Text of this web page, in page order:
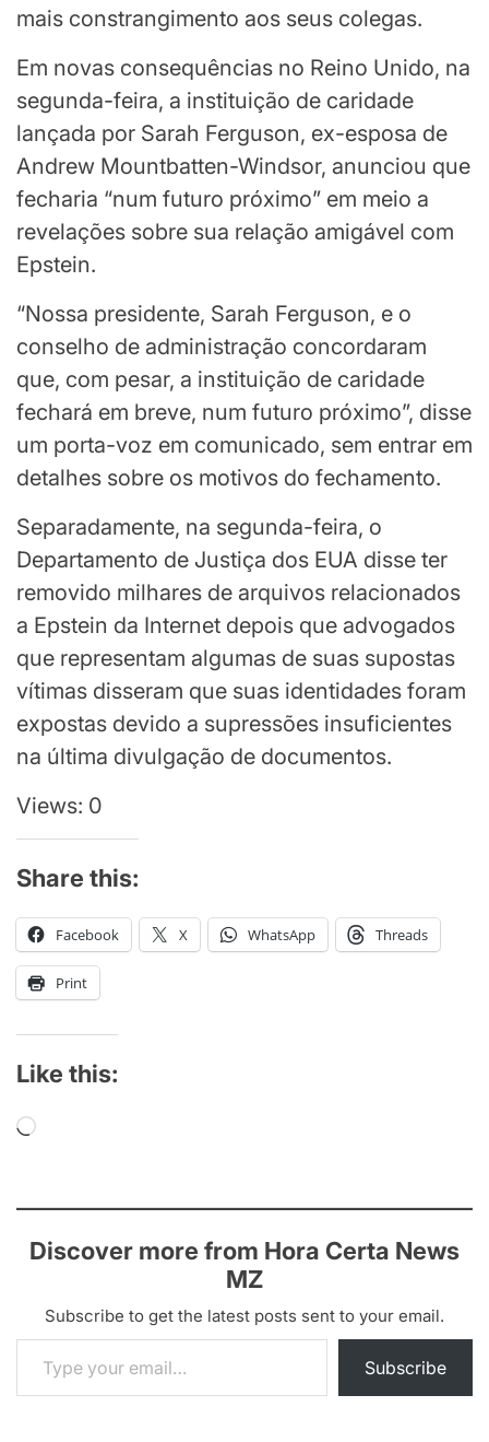
mais constrangimento aos seus colegas.
Em novas consequências no Reino Unido, na
segunda-feira, a instituição de caridade
lançada por Sarah Ferguson, ex-esposa de
Andrew Mountbatten-Windsor, anunciou que
fecharia “num futuro próximo” em meio a
revelações sobre sua relação amigável com
Epstein.
“Nossa presidente, Sarah Ferguson, e o
conselho de administração concordaram
que, com pesar, a instituição de caridade
fechará em breve, num futuro próximo”, disse
um porta-voz em comunicado, sem entrar em
detalhes sobre os motivos do fechamento.
Separadamente, na segunda-feira, o
Departamento de Justiça dos EUA disse ter
removido milhares de arquivos relacionados
a Epstein da Internet depois que advogados
que representam algumas de suas supostas
vítimas disseram que suas identidades foram
expostas devido a supressões insuficientes
na última divulgação de documentos.
Views: 0
Share this:
Facebook X WhatsApp Threads
Print
Like this:
Loading…
Discover more from Hora Certa News
MZ
Subscribe to get the latest posts sent to your email.
Type your email…
Subscribe